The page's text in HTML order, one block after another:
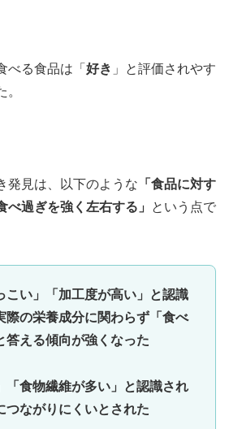
べる食品は「 好き 」と評価されやす
発見は、以下のような 「食品に対す
べ過ぎを強く左右する」
という点で
こい」「加工度が高い」と認識
際の栄養成分に関わらず「食べ
答える傾向が強くなった
「食物繊維が多い」と認識され
つながりにくいとされた